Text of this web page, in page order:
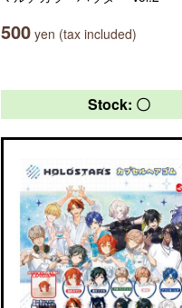
500 yen (tax included)
Stock: 〇